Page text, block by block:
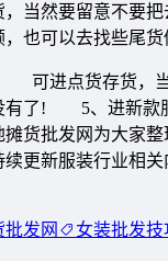
，当然要留意不
也可以去找些尾
点货存货，当然
有了! 5、进新款
货批发网为大家
更新服装行业相关
发网 女装批发技